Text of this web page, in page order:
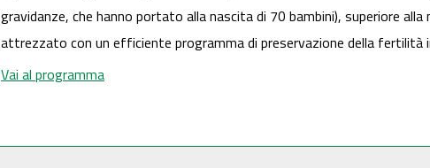
gravidanze, che hanno portato alla nascita di 70 bambini), superiore
attrezzato con un efficiente programma di preservazione della
Vai al programma